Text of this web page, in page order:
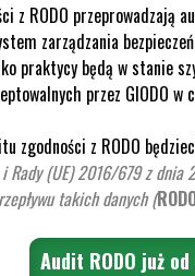
z RODO przeprowadzają
zarządzania
praktycy będą w stanie
przez GIODO w
zgodności z RODO
Rady (UE) 2016/679 z dnia
takich danych (
Audit RODO już